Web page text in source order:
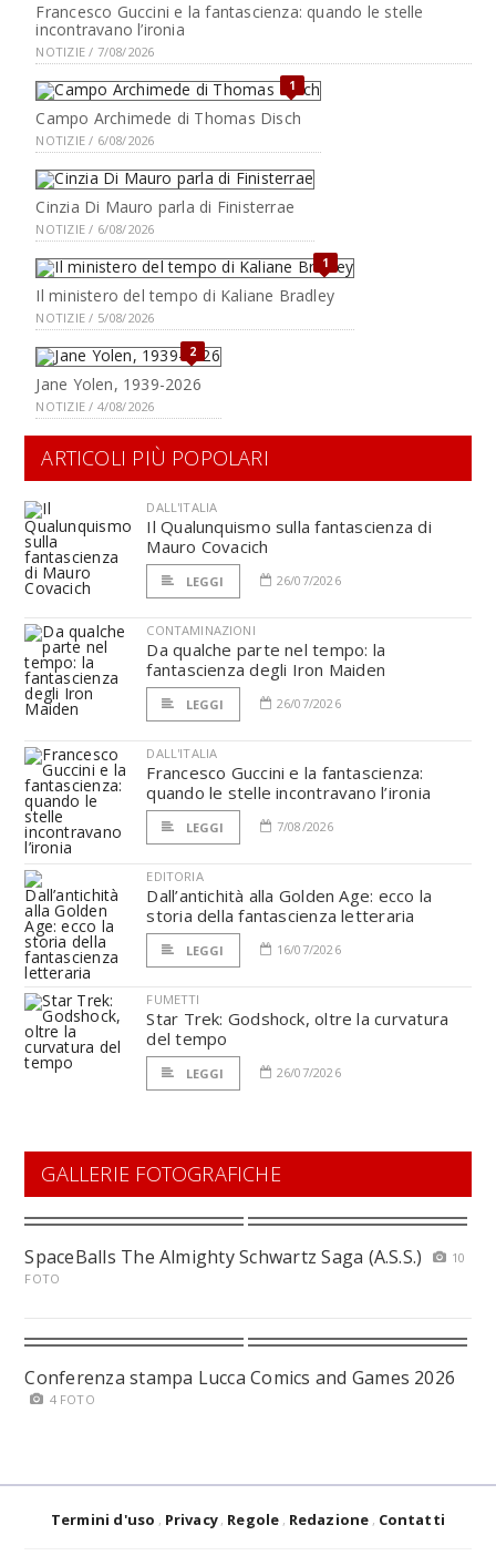
Francesco Guccini e la fantascienza: quando le stelle
incontravano l’ironia
NOTIZIE / 7/08/2026
1
Campo Archimede di Thomas Disch
NOTIZIE / 6/08/2026
Cinzia Di Mauro parla di Finisterrae
NOTIZIE / 6/08/2026
1
Il ministero del tempo di Kaliane Bradley
NOTIZIE / 5/08/2026
2
Jane Yolen, 1939-2026
NOTIZIE / 4/08/2026
ARTICOLI PIÙ POPOLARI
DALL'ITALIA
Il Qualunquismo sulla fantascienza di
Mauro Covacich
LEGGI 26/07/2026
CONTAMINAZIONI
Da qualche parte nel tempo: la
fantascienza degli Iron Maiden
LEGGI 26/07/2026
DALL'ITALIA
Francesco Guccini e la fantascienza:
quando le stelle incontravano l’ironia
LEGGI 7/08/2026
EDITORIA
Dall’antichità alla Golden Age: ecco la
storia della fantascienza letteraria
LEGGI 16/07/2026
FUMETTI
Star Trek: Godshock, oltre la curvatura
del tempo
LEGGI 26/07/2026
GALLERIE FOTOGRAFICHE
SpaceBalls The Almighty Schwartz Saga (A.S.S.)
10
FOTO
Conferenza stampa Lucca Comics and Games 2026
4 FOTO
Termini d'uso Privacy Regole Redazione Contatti